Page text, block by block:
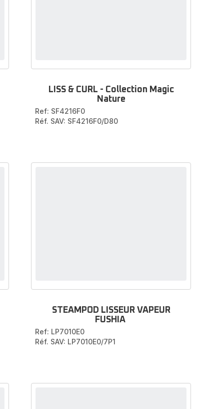
LISS & CURL - Collection Magic
Nature
Ref: SF4216F0
Réf. SAV: SF4216F0/D80
STEAMPOD LISSEUR VAPEUR
FUSHIA
Ref: LP7010E0
Réf. SAV: LP7010E0/7P1